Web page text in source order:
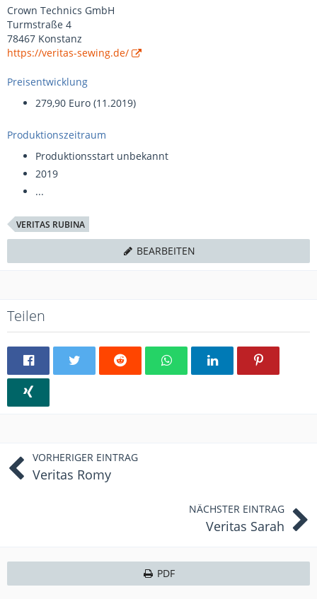
Crown Technics GmbH
Turmstraße 4
78467 Konstanz
https://veritas-sewing.de/
Preisentwicklung
279,90 Euro (11.2019)
Produktionszeitraum
Produktionsstart unbekannt
2019
...
VERITAS RUBINA
BEARBEITEN
Teilen
VORHERIGER EINTRAG
Veritas Romy
NÄCHSTER EINTRAG
Veritas Sarah
PDF